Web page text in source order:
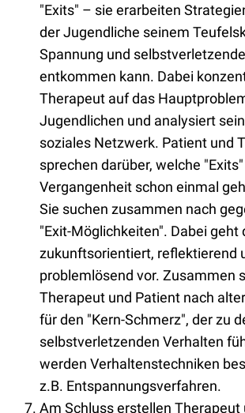
"Exits" – sie erarbeiten
der Jugendliche seinem
Spannung und
entkommen kann. Dabei
Therapeut auf das
Jugendlichen und analysiert
soziales Netzwerk. Patient und
sprechen darüber, welche
Vergangenheit schon einmal
Sie suchen zusammen nach
"Exit-Möglichkeiten". Dabei geht
zukunftsorientiert, reflektierend
problemlösend vor. Zusammen
Therapeut und Patient nach
für den "Kern-Schmerz", der zu
selbstverletzenden Verhalten
werden Verhaltenstechniken
z.B. Entspannungsverfahren.
Am Schluss erstellen Therapeut